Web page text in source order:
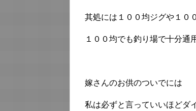
其処には１００均ジグや１０
１００均でも釣り場で十分通
嫁さんのお供のついでには
私は必ずと言っていいほどダ